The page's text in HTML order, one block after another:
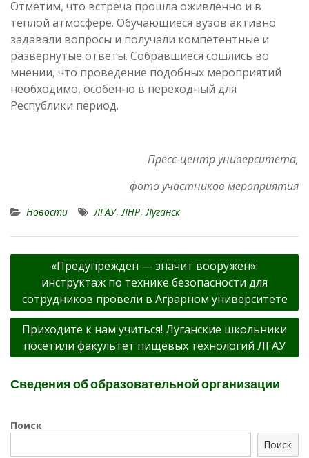
Отметим, что встреча прошла оживленно и в
теплой атмосфере. Обучающиеся вузов активно
задавали вопросы и получали компетентные и
развернутые ответы. Собравшиеся сошлись во
мнении, что проведение подобных мероприятий
необходимо, особенно в переходный для
Республики период.
Пресс-центр университета,
фото участников мероприятия
Новости ЛГАУ,ЛНР,Луганск
Навигация
записям
«Предупрежден — значит вооружен»:
инструктаж по технике безопасности для
сотрудников провели в Аграрном университете
Приходите к нам учиться! Луганские школьники
посетили факультет пищевых технологий ЛГАУ
Сведения об образовательной организации
Поиск
Поиск